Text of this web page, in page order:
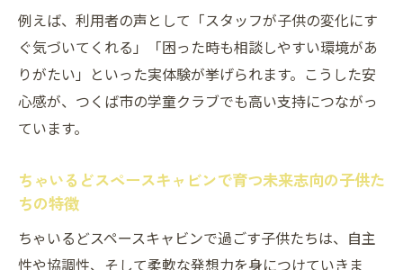
ちゃいるどスペースキャビンの独自サービ
スが子育てを支える
放課後の安心と成長を両立する学童クラブ
の仕組み
例えば、利用者の声として「スタッフが子供の変化にす
ぐ気づいてくれる」「困った時も相談しやすい環境があ
りがたい」といった実体験が挙げられます。こうした安
心感が、つくば市の学童クラブでも高い支持につながっ
ています。
ちゃいるどスペースキャビンで育つ未来志向の子供た
ちの特徴
ちゃいるどスペースキャビンで過ごす子供たちは、自主
性や協調性、そして柔軟な発想力を身につけていきま